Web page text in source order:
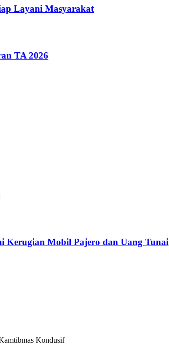
Layani Masyarakat
TA 2026
Kerugian Mobil Pajero dan Uang Tunai
Kondusif